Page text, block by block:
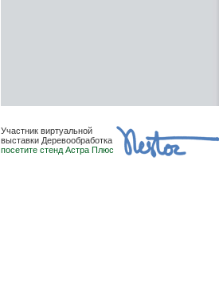
Участник виртуальной
выставки Деревообработка
посетите стенд Астра Плюс